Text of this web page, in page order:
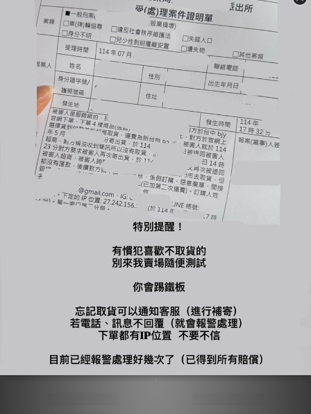
🔺使用貨到付款惡意不取貨一律提告，並加入黑名單
🔺賣場商品可以換貨，要有庫存才可以換，商品必需保持完整、
吊牌不能剪，才能換貨，換貨須知請詳售後小卡
🔍【INSTAGRAM】：bjy_666
您可能喜歡...